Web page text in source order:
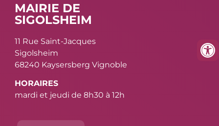
MAIRIE DE
SIGOLSHEIM
11 Rue Saint-Jacques
Sigolsheim
68240 Kaysersberg Vignoble
HORAIRES
mardi et jeudi de 8h30 à 12h